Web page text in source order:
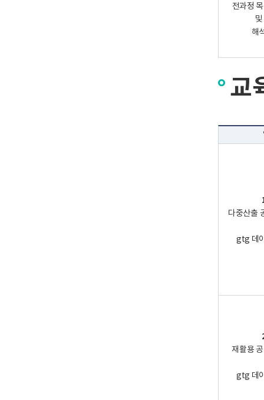
전과정
및
해
교
다중산출
gtg 데
재활용
gtg 데